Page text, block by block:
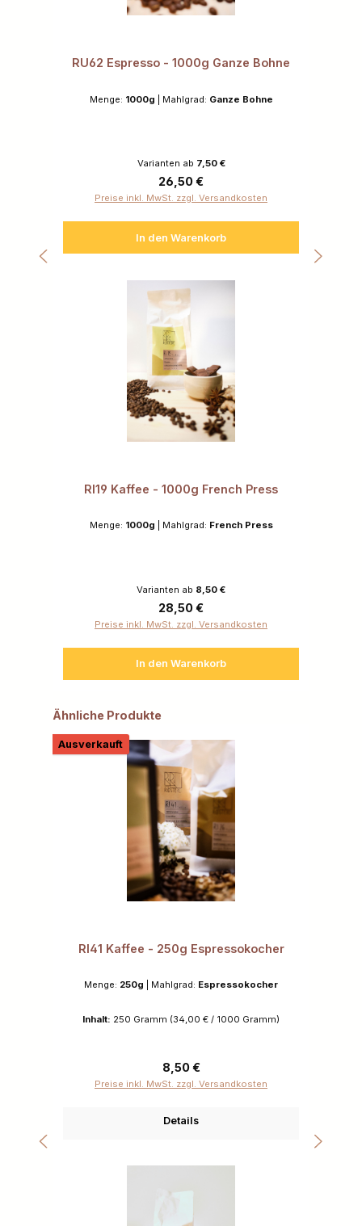
RU62 Espresso - 1000g Ganze Bohne
Menge: 1000g Mahlgrad: Ganze Bohne
Varianten ab 7,50 €
Regulärer Preis:
26,50 €
Preise inkl. MwSt. zzgl. Versandkosten
In den Warenkorb
RI19 Kaffee - 1000g French Press
Menge: 1000g Mahlgrad: French Press
Varianten ab 8,50 €
Regulärer Preis:
28,50 €
Preise inkl. MwSt. zzgl. Versandkosten
In den Warenkorb
Produktgalerie überspringen
Ähnliche Produkte
Ausverkauft
RI41 Kaffee - 250g Espressokocher
Menge: 250g Mahlgrad: Espressokocher
Inhalt: 250 Gramm (34,00 € / 1000 Gramm)
Regulärer Preis:
8,50 €
Preise inkl. MwSt. zzgl. Versandkosten
Details